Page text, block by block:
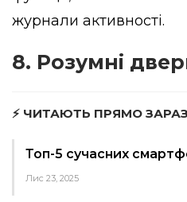
журнали активності.
8. Розумні
⚡ ЧИТАЮТЬ ПРЯМО ЗАРАЗ
Топ-5 сучасних
Лис 23, 2025